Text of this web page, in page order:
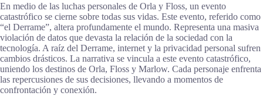
En medio de las luchas personales de Orla y Floss, un evento
catastrófico se cierne sobre todas sus vidas. Este evento, referido como
“el Derrame”, altera profundamente el mundo. Representa una masiva
violación de datos que devasta la relación de la sociedad con la
tecnología. A raíz del Derrame, internet y la privacidad personal sufren
cambios drásticos. La narrativa se vincula a este evento catastrófico,
uniendo los destinos de Orla, Floss y Marlow. Cada personaje enfrenta
las repercusiones de sus decisiones, llevando a momentos de
confrontación y conexión.